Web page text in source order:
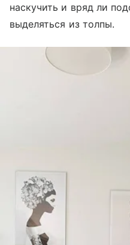
наскучить и вряд ли
выделяться из толпы.